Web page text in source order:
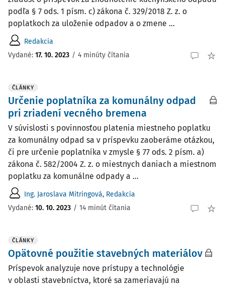
podľa § 7 ods. 1 písm. c) zákona č. 329/2018 Z. z. o
poplatkoch za uloženie odpadov a o zmene ...
Redakcia
Vydané: 17. 10. 2023 / 4 minúty čítania
ČLÁNKY
Určenie poplatníka za komunálny odpad
pri zriadení vecného bremena
V súvislosti s povinnosťou platenia miestneho poplatku
za komunálny odpad sa v príspevku zaoberáme otázkou,
či pre určenie poplatníka v zmysle § 77 ods. 2 písm. a)
zákona č. 582/2004 Z. z. o miestnych daniach a miestnom
poplatku za komunálne odpady a ...
Ing. Jaroslava Mitringová, Redakcia
Vydané: 10. 10. 2023 / 14 minút čítania
ČLÁNKY
Opätovné použitie stavebných materiálov
Príspevok analyzuje nove prístupy a technológie
v oblasti stavebníctva, ktoré sa zameriavajú na